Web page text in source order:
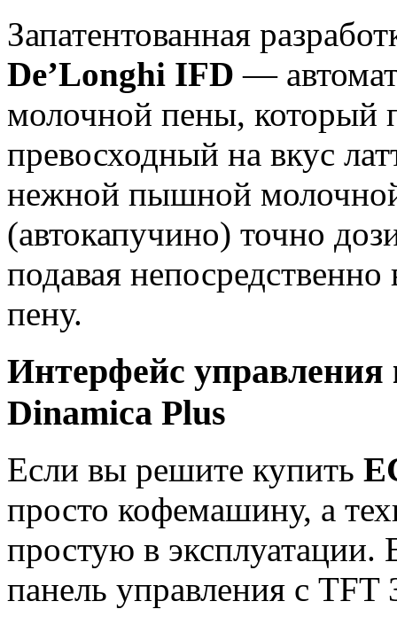
Запатентованная
De’Longhi IFD —
молочной пены, который
превосходный на вкус
нежной пышной
(автокапучино) точно
подавая
пену.
Интерфейс
Dinamica Plus
Если вы решите купить
просто кофемашину, а
простую в эксплуатации.
панель управления с